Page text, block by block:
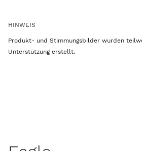
HINWEIS
Produkt- und Stimmungsbilder wurden
Unterstützung erstellt.